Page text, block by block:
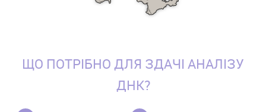
ЩО ПОТРІБНО ДЛЯ ЗДАЧІ АНАЛІЗУ
ДНК?